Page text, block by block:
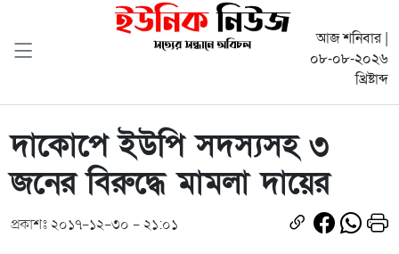
আজ শনিবার |
০৮-০৮-২০২৬
খ্রিষ্টাব্দ
দাকোপে ইউপি সদস্যসহ ৩
জনের বিরুদ্ধে মামলা দায়ের
প্রকাশঃ ২০১৭-১২-৩০ - ২১:০১